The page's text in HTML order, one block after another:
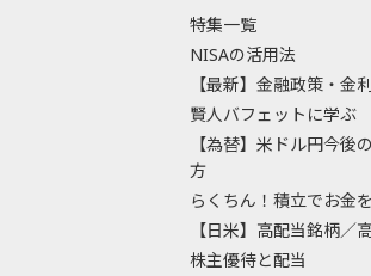
特集一覧
NISAの活用法
【最新】金融政策・金
賢人バフェットに学ぶ
【為替】米ドル円今後
方
らくちん！積立でお金
【日米】高配当銘柄／
株主優待と配当